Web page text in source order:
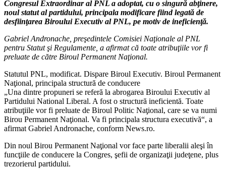
Congresul Extraordinar al PNL a adoptat, cu o singură abţinere,
noul statut al partidului, principala modificare fiind legată de
desfiinţarea Biroului Executiv al PNL, pe motiv de ineficienţă.
Gabriel Andronache , preşedintele Comisiei Naţionale al PNL
pentru Statut şi Regulamente, a afirmat că toate atribuţiile vor fi
preluate de către Biroul Permanent Naţional.
Statutul PNL, modificat. Dispare Biroul Executiv. Biroul Permanent
Naţional, principala structură de conducere
„Una dintre propuneri se referă la abrogarea Biroului Executiv al
Partidului National Liberal. A fost o structură ineficientă. Toate
atribuţiile vor fi preluate de Biroul Politic Naţional, care se va numi
Birou Permanent Naţional. Va fi principala structura executivă“, a
afirmat Gabriel Andronache, conform News.ro.
Din noul Birou Permanent Naţional vor face parte liberalii aleşi în
funcţiile de conducere la Congres, şefii de organizaţii judeţene, plus
trezorierul partidului.